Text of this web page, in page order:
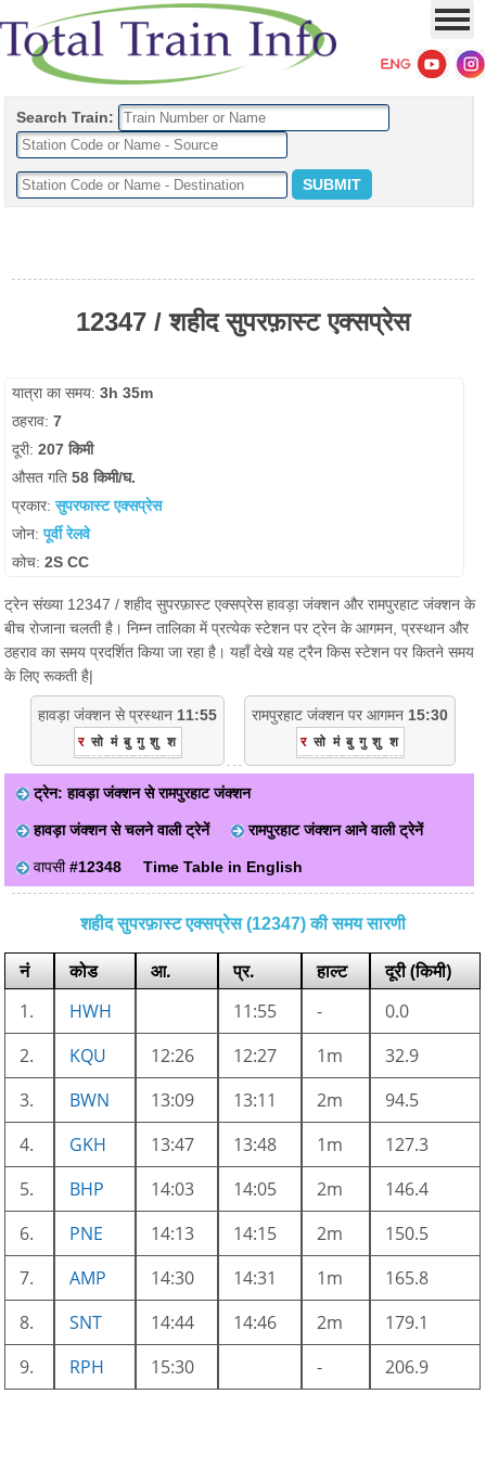
Search Train:
12347 / शहीद सुपरफ़ास्ट एक्सप्रेस
यात्रा का समय:3h 35m
ठहराव:7
दूरी:207 किमी
औसत गति58 किमी/घ.
प्रकार:सुपरफास्ट एक्सप्रेस
जोन:पूर्वी रेलवे
कोच:2S CC
ट्रेन संख्या 12347 / शहीद सुपरफ़ास्ट एक्सप्रेस हावड़ा जंक्शन और रामपुरहाट जंक्शन के
बीच रोजाना चलती है। निम्न तालिका में प्रत्येक स्टेशन पर ट्रेन के आगमन, प्रस्थान और
ठहराव का समय प्रदर्शित किया जा रहा है। यहाँ देखे यह ट्रैन किस स्टेशन पर कितने समय
के लिए रूकती है|
हावड़ा जंक्शन से प्रस्थान 11:55
र सो मं बु गु शु श
रामपुरहाट जंक्शन पर आगमन 15:30
र सो मं बु गु शु श
ट्रेन: हावड़ा जंक्शन से रामपुरहाट जंक्शन
हावड़ा जंक्शन से चलने वाली ट्रेनें रामपुरहाट जंक्शन आने वाली ट्रेनें
वापसी#12348 Time Table in English
शहीद सुपरफ़ास्ट एक्सप्रेस (12347) की समय सारणी
नं कोड आ. प्र. हाल्ट
दूरी (किमी)
1.
HWH 11:55 -
0.0
2.
KQU 12:26 12:27 1m
32.9
3.
BWN 13:09 13:11 2m
94.5
4.
GKH 13:47 13:48 1m
127.3
5.
BHP 14:03 14:05 2m
146.4
6.
PNE 14:13 14:15 2m
150.5
7.
AMP 14:30 14:31 1m
165.8
8.
SNT 14:44 14:46 2m
179.1
9.
RPH 15:30 - 206.9